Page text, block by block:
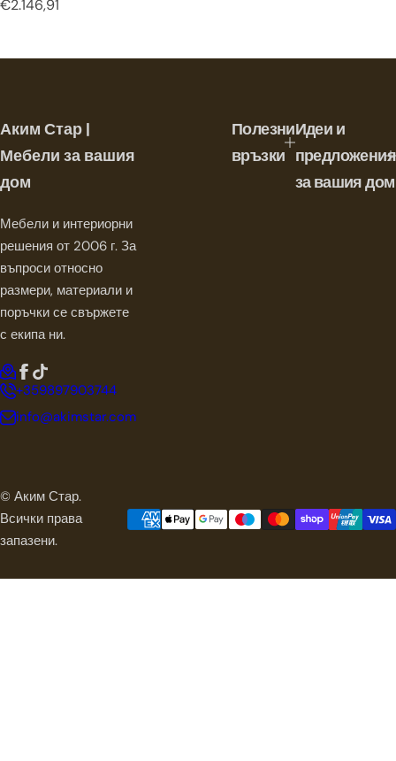
Р
о
ц
е
а
€2.146,91
Аким Стар |
Мебели за вашия
дом
Мебели и интериорни
решения от 2006 г. За
въпроси относно
размери, материали и
поръчки се свържете
с екипа ни.
+359897903744
info@akimstar.com
Полезни
връзки
Идеи и
предложения
за вашия дом
© Аким Стар.
Всички права
запазени.